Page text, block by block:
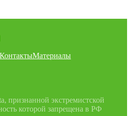
КонтактыМатериалы
признанной экстремистской
которой запрещена в РФ